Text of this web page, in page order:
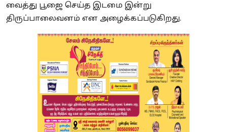
வைத்து பூஜை செய்த இடமை இன்று
திருப்பாலைவனம் என அழைக்கப்படுகிறது.